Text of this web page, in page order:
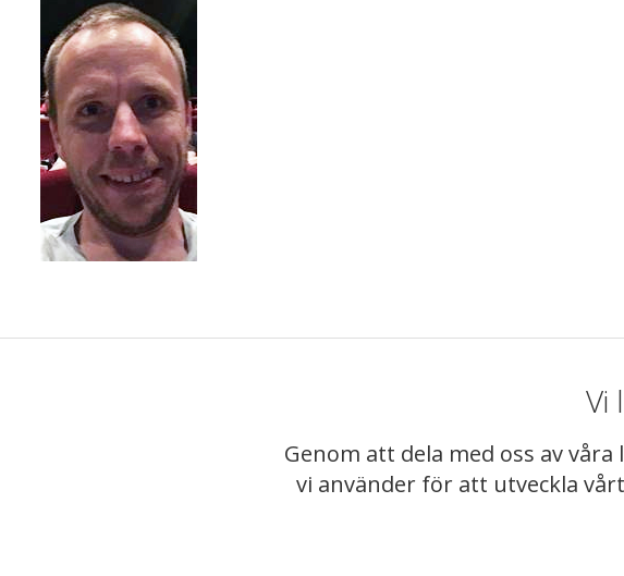
Vi
Genom att dela med oss av
vi använder för att utveckla